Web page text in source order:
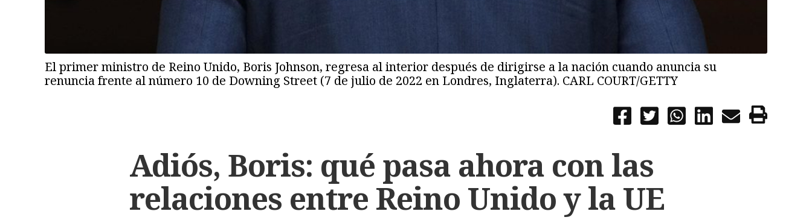
El primer ministro de Reino Unido, Boris Johnson, regresa al interior después de dirigirse a la nación cuando anuncia su
renuncia frente al número 10 de Downing Street (7 de julio de 2022 en Londres, Inglaterra). CARL COURT/GETTY
Adiós, Boris: qué pasa ahora con las
relaciones entre Reino Unido y la UE